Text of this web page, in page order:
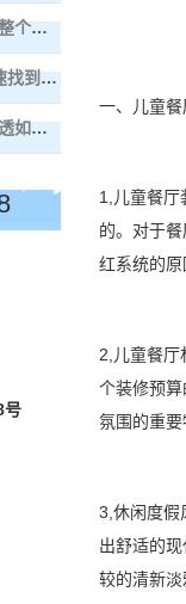
一、儿童
1,儿童餐厅
的。对于
红系统的原
2,儿童餐厅
个装修预
氛围的重要
3,休闲度假
出舒适的
较的清新
“轻奢”灯饰正在逐步崛起，席卷整个成都灯具市场！
0基础也能在“成都灯具市场”快速找到好灯饰！
成都灯具市场行业混乱，一文看透如何买到品质灯具？
号